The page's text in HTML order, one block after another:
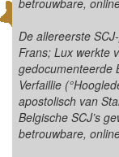
betrouwbare,
De allereerste
Frans; Lux werkte
gedocumenteerde
Verfaillie
apostolisch van
Belgische SCJ’s
betrouwbare,